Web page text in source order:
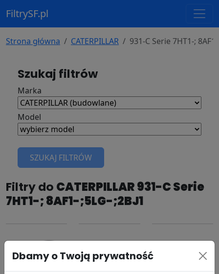
FiltrySF.pl
Strona główna CATERPILLAR 931-C Serie 7HT1-;
Szukaj filtrów
Marka
Model
SZUKAJ FILTRÓW
Filtry do CATERPILLAR 931-C Serie
7HT1-; 8AF1-;5LG-;2BJ1
Dbamy o Twoją prywatność